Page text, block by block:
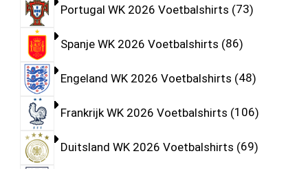
Portugal WK 2026 Voetbalshirts 73
Spanje WK 2026 Voetbalshirts 86
Engeland WK 2026 Voetbalshirts 48
Frankrijk WK 2026 Voetbalshirts 106
Duitsland WK 2026 Voetbalshirts 69